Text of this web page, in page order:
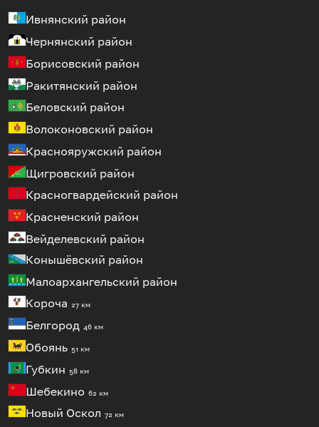
Ивнянский район
Чернянский район
Борисовский район
Ракитянский район
Беловский район
Волоконовский район
Краснояружский район
Щигровский район
Красногвардейский район
Красненский район
Вейделевский район
Конышёвский район
Малоархангельский район
Короча 27 км
Белгород 46 км
Обоянь 51 км
Губкин 58 км
Шебекино 62 км
Новый Оскол 72 км